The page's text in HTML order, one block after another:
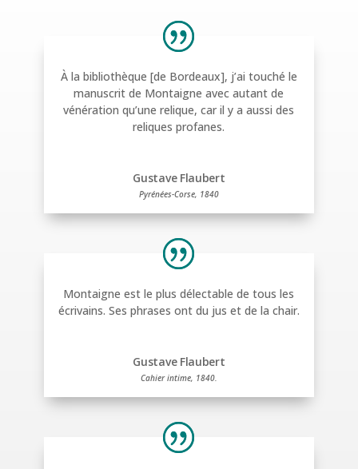
À la bibliothèque [de Bordeaux], j’ai touché le
manuscrit de Montaigne avec autant de
vénération qu’une relique, car il y a aussi des
reliques profanes.
Gustave Flaubert
Pyrénées-Corse, 1840
Montaigne est le plus délectable de tous les
écrivains. Ses phrases ont du jus et de la chair.
Gustave Flaubert
Cahier intime, 1840.